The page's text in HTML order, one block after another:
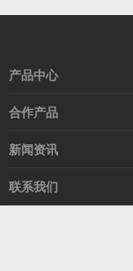
产品中心
高速线缆
以太网交换机
合作产品
希捷硬盘
新闻资讯
行业动态
技术视角
联系我们